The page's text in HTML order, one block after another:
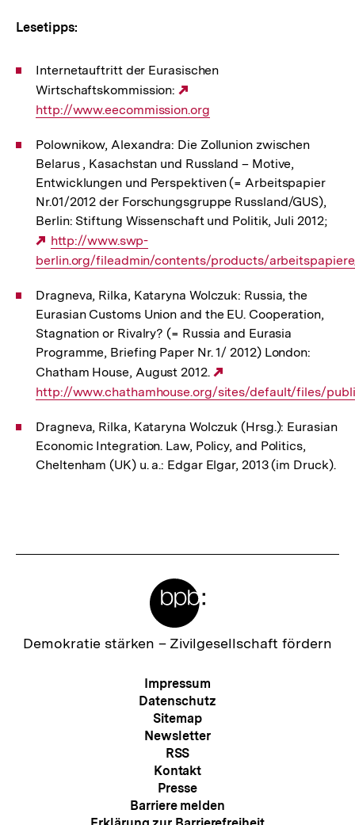
Lesetipps:
Internetauftritt der Eurasischen
Wirtschaftskommission:
Link:
http://www.eecommission.org
Polownikow, Alexandra: Die Zollunion zwischen
Belarus , Kasachstan und Russland – Motive,
Entwicklungen und Perspektiven (= Arbeitspapier
Nr.01/2012 der Forschungsgruppe Russland/GUS),
Berlin: Stiftung Wissenschaft und Politik, Juli 2012;
Externer
Link:
http://www.swp-
berlin.org/fileadmin/contents/products/
Dragneva, Rilka, Kataryna Wolczuk: Russia, the
Eurasian Customs Union and the EU. Cooperation,
Stagnation or Rivalry? (= Russia and Eurasia
Programme, Briefing Paper Nr. 1/ 2012) London:
Chatham House, August 2012.
Link:
http://www.chathamhouse.org/sites/default/files/
Dragneva, Rilka, Kataryna Wolczuk (Hrsg.): Eurasian
Economic Integration. Law, Policy, and Politics,
Cheltenham (UK) u. a.: Edgar Elgar, 2013 (im Druck).
Zur
Demokratie stärken – Zivilgesellschaft fördern
Meta-
Navigation
Impressum
Datenschutz
Sitemap
Newsletter
RSS
Kontakt
Presse
Barriere melden